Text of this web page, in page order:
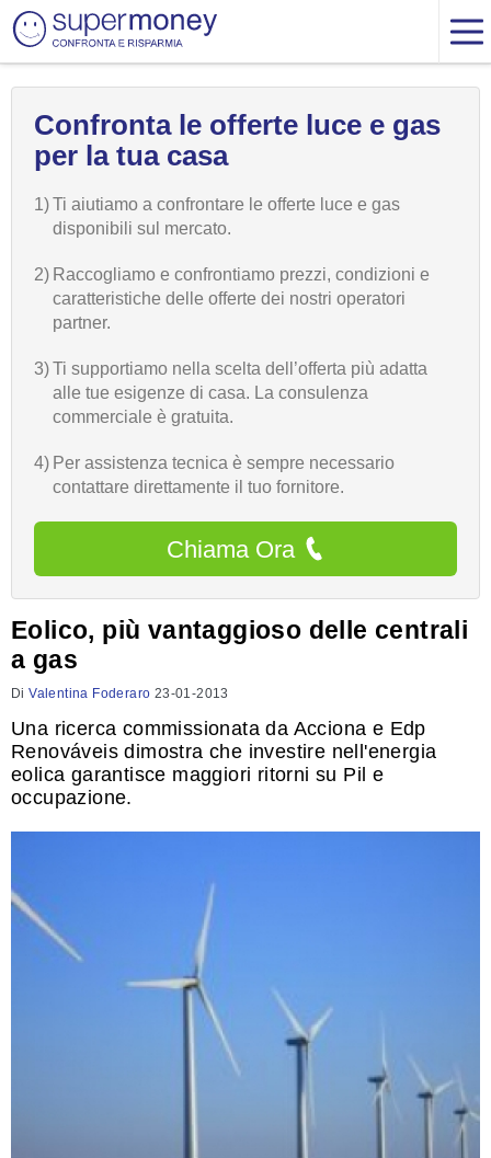
Confronta le offerte luce e gas
per la tua casa
1)Ti aiutiamo a confrontare le offerte luce e gas
disponibili sul mercato.
2) Raccogliamo e confrontiamo prezzi, condizioni e
caratteristiche delle offerte dei nostri operatori
partner.
3)Ti supportiamo nella scelta dell’offerta più adatta
alle tue esigenze di casa. La consulenza
commerciale è gratuita.
4) Per assistenza tecnica è sempre necessario
contattare direttamente il tuo fornitore.
Chiama Ora
Eolico, più vantaggioso delle centrali
a gas
DiValentina Foderaro 23-01-2013
Una ricerca commissionata da Acciona e Edp
Renováveis dimostra che investire nell'energia
eolica garantisce maggiori ritorni su Pil e
occupazione.